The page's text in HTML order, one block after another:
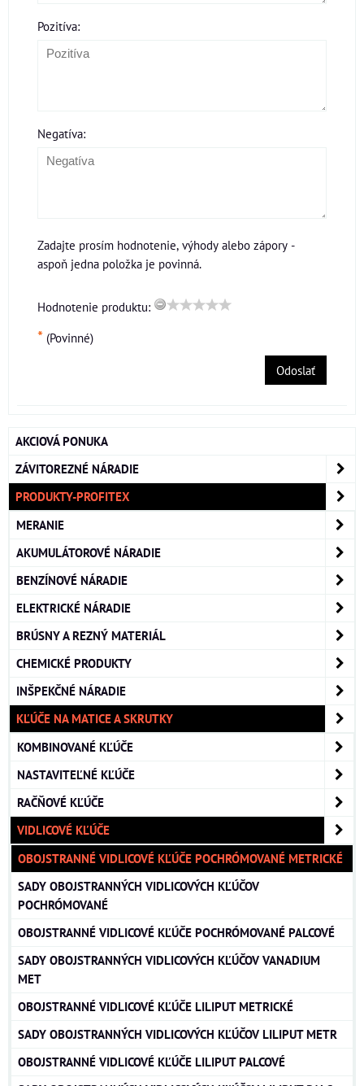
Pozitíva:
Negatíva:
Zadajte prosím hodnotenie, výhody alebo zápory -
aspoň jedna položka je povinná.
Hodnotenie produktu:
* (Povinné)
Odoslať
AKCIOVÁ PONUKA
ZÁVITOREZNÉ NÁRADIE
PRODUKTY-PROFITEX
MERANIE
AKUMULÁTOROVÉ NÁRADIE
BENZÍNOVÉ NÁRADIE
ELEKTRICKÉ NÁRADIE
BRÚSNY A REZNÝ MATERIÁL
CHEMICKÉ PRODUKTY
INŠPEKČNÉ NÁRADIE
KĽÚČE NA MATICE A SKRUTKY
KOMBINOVANÉ KĽÚČE
NASTAVITEĽNÉ KĽÚČE
RAČŇOVÉ KĽÚČE
VIDLICOVÉ KĽÚČE
OBOJSTRANNÉ VIDLICOVÉ KĽÚČE POCHRÓMOVANÉ METRICKÉ
SADY OBOJSTRANNÝCH VIDLICOVÝCH KĽÚČOV
POCHRÓMOVANÉ
OBOJSTRANNÉ VIDLICOVÉ KĽÚČE POCHRÓMOVANÉ PALCOVÉ
SADY OBOJSTRANNÝCH VIDLICOVÝCH KĽÚČOV VANADIUM
MET
OBOJSTRANNÉ VIDLICOVÉ KĽÚČE LILIPUT METRICKÉ
SADY OBOJSTRANNÝCH VIDLICOVÝCH KĽÚČOV LILIPUT METR
OBOJSTRANNÉ VIDLICOVÉ KĽÚČE LILIPUT PALCOVÉ